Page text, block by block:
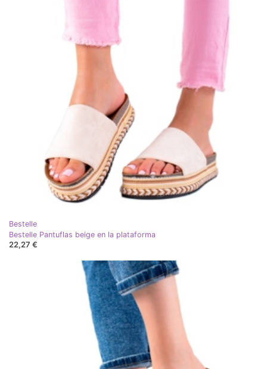
Bestelle
Bestelle Pantuflas beige en la plataforma
22,27 €